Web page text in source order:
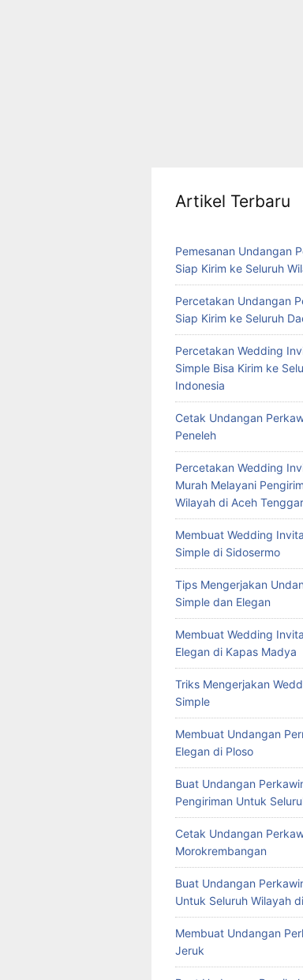
Artikel Terbaru
Pemesanan Undangan
Siap Kirim ke Seluruh
Percetakan Undangan
Siap Kirim ke Seluruh
Percetakan Wedding
Simple Bisa Kirim ke
Indonesia
Cetak Undangan
Peneleh
Percetakan Wedding
Murah Melayani
Wilayah di Aceh
Membuat Wedding
Simple di Sidosermo
Tips Mengerjakan
Simple dan Elegan
Membuat Wedding
Elegan di Kapas Madya
Triks Mengerjakan
Simple
Membuat Undangan
Elegan di Ploso
Buat Undangan
Pengiriman Untuk
Cetak Undangan
Morokrembangan
Buat Undangan
Untuk Seluruh Wilayah
Membuat Undangan
Jeruk